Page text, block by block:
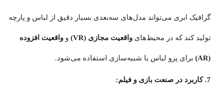
گرافیک ابری می‌تواند مدل‌های سه‌بعدی بسیار دقیق از لباس و پارچه
تولید کند که در محیط‌های واقعیت مجازی (VR) و واقعیت افزوده
(AR) برای پرو لباس یا شبیه‌سازی استفاده می‌شود.
7. کاربرد در صنعت بازی و فیلم: